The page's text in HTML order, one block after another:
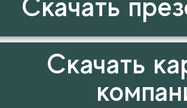
Скачать
Скачать